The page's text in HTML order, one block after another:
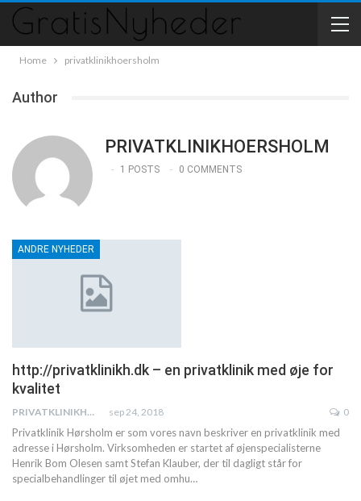
Home privatklinikhoersholm
Author
PRIVATKLINIKHOERSHOLM
1 POSTS 0 COMMENTS
ANDRE NYHEDER
http://privatklinikh.dk – en privatklinik med øje for
kvalitet
PRIVATKLINIKHOERSHOLM sep 24, 2018 0
Privatklinik Hørsholm er som vores navn beskriver en privatklinik med
adresse i Hørsholm. Virksomheden er startet af øjenspecialisterne
Henrik Bom Olesen samt Stefan Klauber, der til dagligt står for
specialbehandlinger til øjet med omhu…